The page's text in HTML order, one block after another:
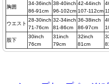
胸囲
34-36inch
86-91cm
38-40inch
96-102cm
42-44inch
107-112cm
ウエスト
28-30inch
71-76cm
32-34inch
81-86cm
36-38inch
86-97cm
股下
30inch
76cm
31inch
79cm
32inch
81cm